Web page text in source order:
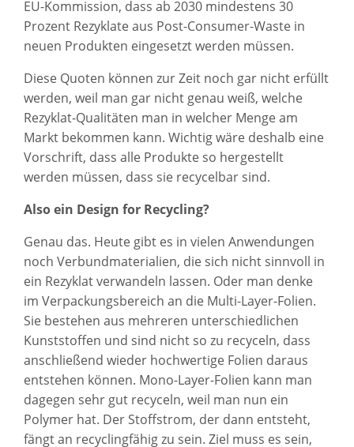
EU-Kommission, dass ab 2030 mindestens 30
Prozent Rezyklate aus Post-Consumer-Waste in
neuen Produkten eingesetzt werden müssen.
Diese Quoten können zur Zeit noch gar nicht erfüllt
werden, weil man gar nicht genau weiß, welche
Rezyklat-Qualitäten man in welcher Menge am
Markt bekommen kann. Wichtig wäre deshalb eine
Vorschrift, dass alle Produkte so hergestellt
werden müssen, dass sie recycelbar sind.
Also ein Design for Recycling?
Genau das. Heute gibt es in vielen Anwendungen
noch Verbundmaterialien, die sich nicht sinnvoll in
ein Rezyklat verwandeln lassen. Oder man denke
im Verpackungsbereich an die Multi-Layer-Folien.
Sie bestehen aus mehreren unterschiedlichen
Kunststoffen und sind nicht so zu recyceln, dass
anschließend wieder hochwertige Folien daraus
entstehen können. Mono-Layer-Folien kann man
dagegen sehr gut recyceln, weil man nun ein
Polymer hat. Der Stoffstrom, der dann entsteht,
fängt an recyclingfähig zu sein. Ziel muss es sein,